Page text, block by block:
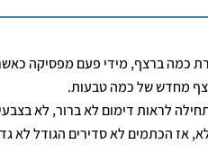
כמה ברצף, מידי פעם מפסיקה
מחדש של כמה טבעות.
לראות דימום לא ברור, לא